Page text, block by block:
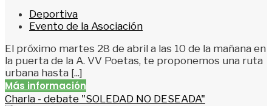
Deportiva
Evento de la Asociación
El próximo martes 28 de abril a las 10 de la mañana en
la puerta de la A. VV Poetas, te proponemos una ruta
urbana hasta [...]
Más información
Charla - debate "SOLEDAD NO DESEADA"